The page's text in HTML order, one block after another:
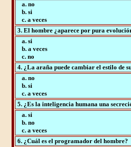
a. no
b. si
c. a veces
3. El hombre ¿aparece por pura
a. si
b. a veces
c. no
4. ¿La araña puede cambiar el estilo de
a. no
b. si
c. a veces
5. ¿Es la inteligencia humana una
a. si
b. no
c. a veces
6. ¿Cuál es el programador del hombre?